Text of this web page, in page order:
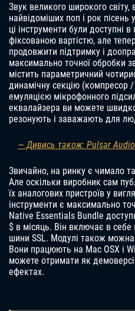
Звук великого широкого світу,
найвідоміших поп і рок пісень
ці інструменти були доступні
фіксованою вартістю, але
продовжити підтримку і
максимально точної обробки
містить параметричний
динамічну секцію (компресор
емуляцією мікрофонного
еквалайзера ви можете швидко
резонують і заважають для
— Дивись також: Pulsar
Звичайно, на ринку є чимало
Але оскільки виробник сам
їх аналогових пристроїв у
інструменти є максимально
Native Essentials Bundle
$ в місяць. Він включає в
шини SSL. Модулі також можна
Вони працюють на Mac OSX і
можете отримати як
ефектах.